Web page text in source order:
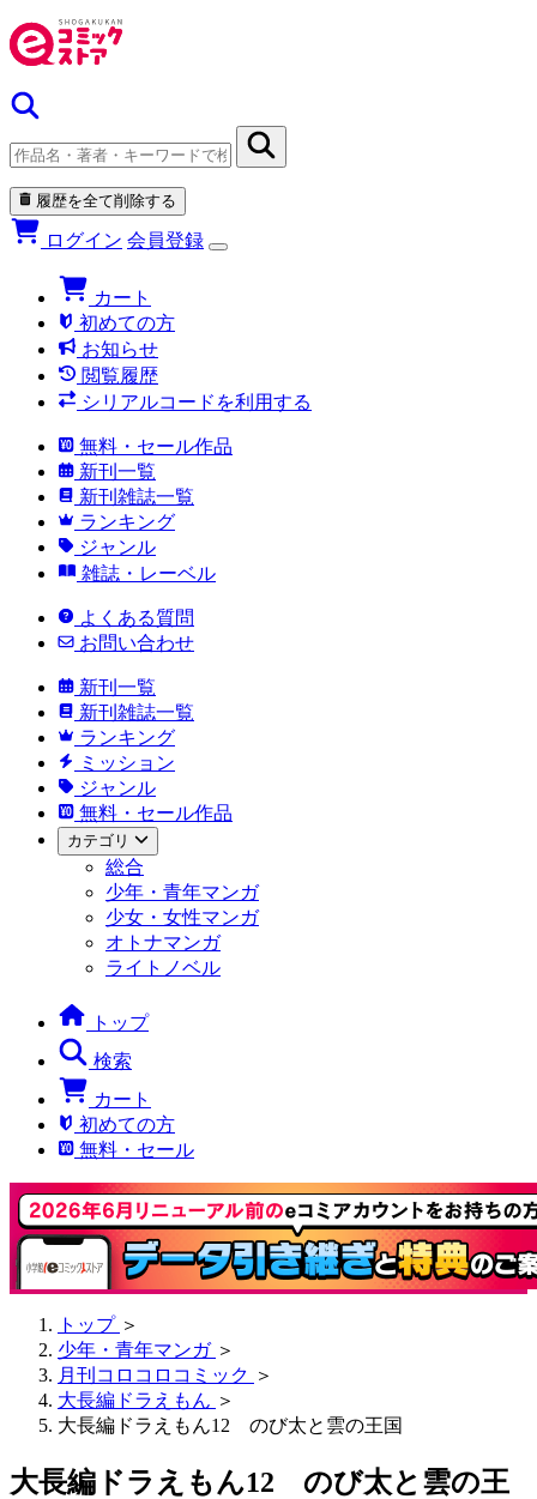
履歴を全て削除する
ログイン 会員登録
カート
初めての方
お知らせ
閲覧履歴
シリアルコードを利用する
無料・セール作品
新刊一覧
新刊雑誌一覧
ランキング
ジャンル
雑誌・レーベル
よくある質問
お問い合わせ
新刊一覧
新刊雑誌一覧
ランキング
ミッション
ジャンル
無料・セール作品
カテゴリ
総合
少年・青年マンガ
少女・女性マンガ
オトナマンガ
ライトノベル
トップ
検索
カート
初めての方
無料・セール
トップ ＞
少年・青年マンガ ＞
月刊コロコロコミック ＞
大長編ドラえもん ＞
大長編ドラえもん12 のび太と雲の王国
大長編ドラえもん12 のび太と雲の王